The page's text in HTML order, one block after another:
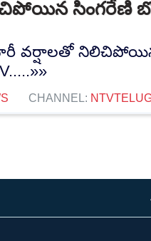
సింగరేణి
భారీ వర్షాలతో
CHANNEL: